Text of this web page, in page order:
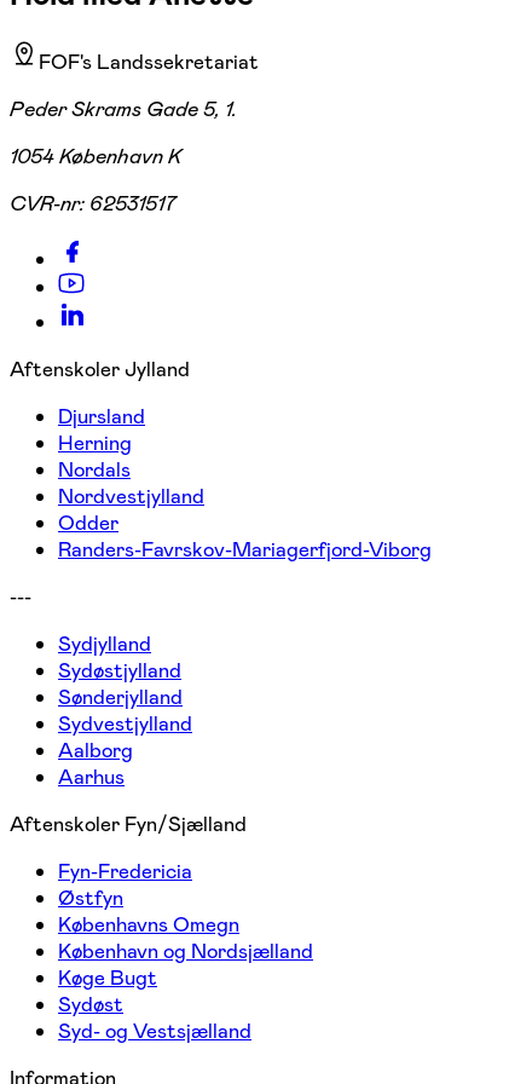
FOF's Landssekretariat
Peder Skrams Gade 5, 1.
1054 København K
CVR-nr: 62531517
Aftenskoler Jylland
Djursland
Herning
Nordals
Nordvestjylland
Odder
Randers-Favrskov-Mariagerfjord-Viborg
---
Sydjylland
Sydøstjylland
Sønderjylland
Sydvestjylland
Aalborg
Aarhus
Aftenskoler Fyn/Sjælland
Fyn-Fredericia
Østfyn
Københavns Omegn
København og Nordsjælland
Køge Bugt
Sydøst
Syd- og Vestsjælland
Information